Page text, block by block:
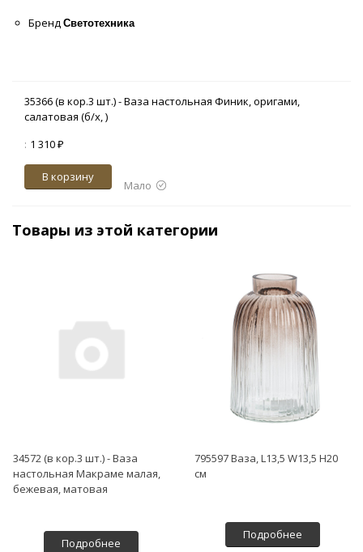
Бренд Светотехника
35366 (в кор.3 шт.) - Ваза настольная Финик, оригами,
салатовая (б/х, )
: 1 310 ₽
В корзину
Мало
Товары из этой категории
34572 (в кор.3 шт.) - Ваза
настольная Макраме малая,
бежевая, матовая
Подробнее
795597 Ваза, L13,5 W13,5 H20
см
Подробнее